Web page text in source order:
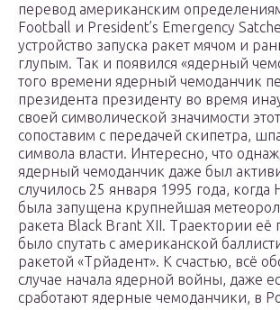
перевод американским
Football и President’s Emergency
устройство запуска ракет мячом и
глупым. Так и появился «ядерный
того времени ядерный чемоданчик
президента президенту во время
своей символической значимости
сопоставим с передачей скипетра,
символа власти. Интересно, что
ядерный чемоданчик даже был
случилось 25 января 1995 года, когда
была запущена крупнейшая
ракета Black Brant XII. Траектории её
было спутать с американской
ракетой «Трйадент». К счастью, всё
случае начала ядерной войны, даже
сработают ядерные чемоданчики, в